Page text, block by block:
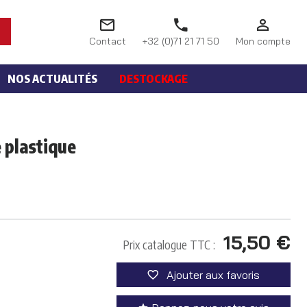
Contact +32 (0)71 21 71 50 Mon compte
NOS ACTUALITÉS DESTOCKAGE
plastique
Prix catalogue TTC : 15,50 €
Ajouter aux favoris